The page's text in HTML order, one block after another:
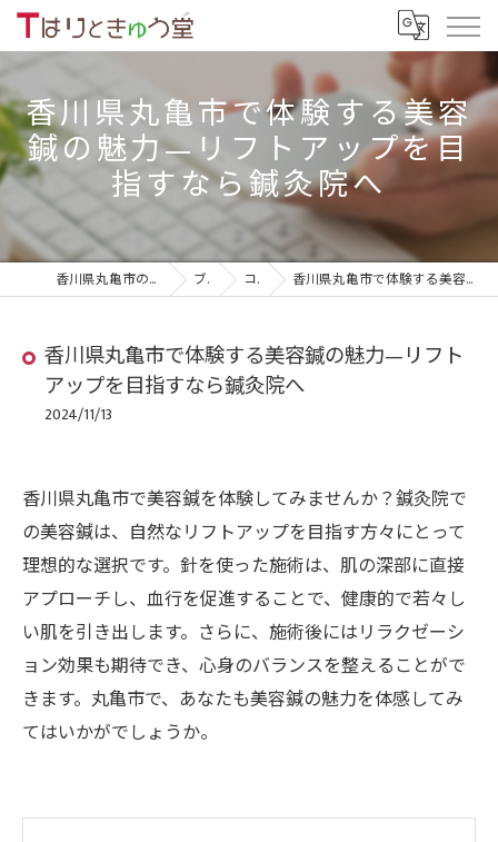
香川県丸亀市で体験する美容
鍼の魅力—リフトアップを目
指すなら鍼灸院へ
香川県丸亀市の鍼灸院ならTはりときゅう堂 ブログ コラム 香川県丸亀市で体験する美容鍼の魅力—リフトアップを目指すなら鍼灸院へ
香川県丸亀市で体験する美容鍼の魅力—リフト
アップを目指すなら鍼灸院へ
2024/11/13
香川県丸亀市で美容鍼を体験してみませんか？鍼灸院で
の美容鍼は、自然なリフトアップを目指す方々にとって
理想的な選択です。針を使った施術は、肌の深部に直接
アプローチし、血行を促進することで、健康的で若々し
い肌を引き出します。さらに、施術後にはリラクゼーシ
ョン効果も期待でき、心身のバランスを整えることがで
きます。丸亀市で、あなたも美容鍼の魅力を体感してみ
てはいかがでしょうか。